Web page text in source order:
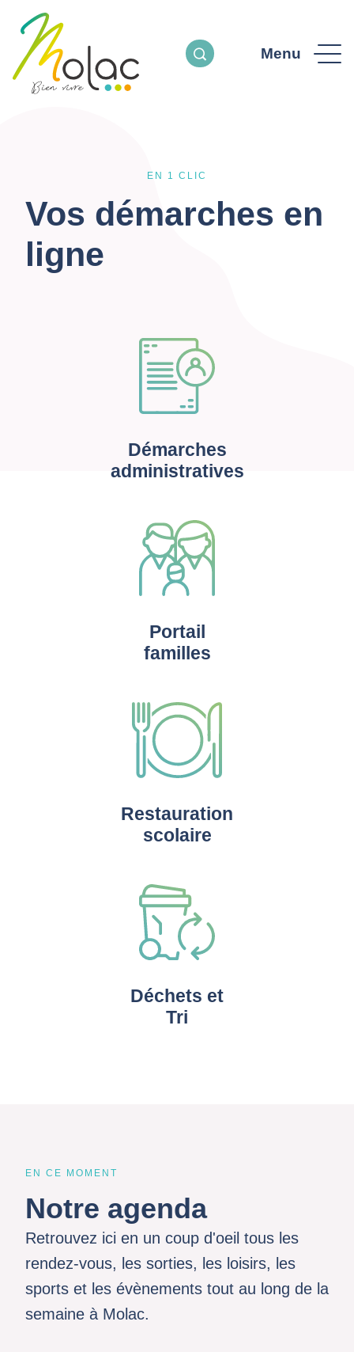
Menu
EN 1 CLIC
Vos démarches en
ligne
Démarches
administratives
Portail
familles
Restauration
scolaire
Déchets et
Tri
EN CE MOMENT
Notre agenda
Retrouvez ici en un coup d'oeil tous les
rendez-vous, les sorties, les loisirs, les
sports et les évènements tout au long de la
semaine à Molac.